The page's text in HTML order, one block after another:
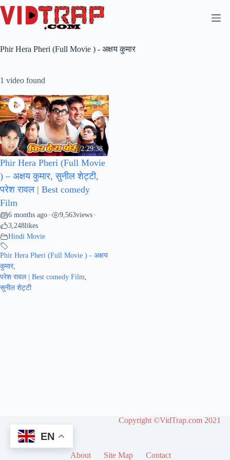
Phir Hera Pheri (Full Movie ) - अक्षय कुमार
1 video found
2:29:38
Phir Hera Pheri (Full Movie
) – अक्षय कुमार, सुनील शेट्टी,
परेश रावल | Best comedy
Film
6 months ago • 9,563views •
3,248likes
Hindi Movie
Phir Hera Pheri (Full Movie ) - अक्षय
कुमार,
परेश रावल | Best comedy Film,
सुनील शेट्टी
Copyright ©VidTrap.com 2021
About Site Map Contact
EN